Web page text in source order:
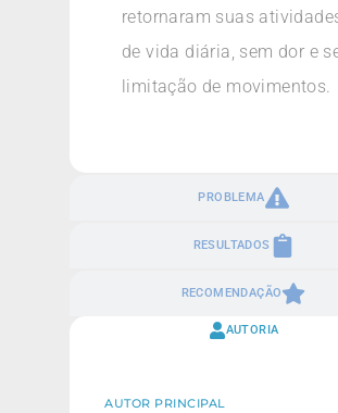
PROBLEMA
RESULTADOS
RECOMENDAÇÃO
retornaram suas
de vida diária, sem dor e
limitação de movimentos.
AUTORIA
AUTOR PRINCIPAL